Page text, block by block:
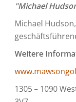
"Michael
Michael
Weitere
1305 – 1090